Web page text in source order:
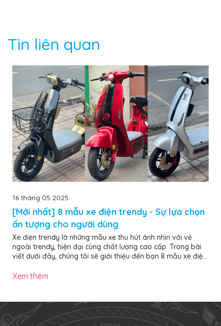
Tin liên quan
16 tháng 05 2025
[Mới nhất] 8 mẫu xe điện trendy - Sự lựa chọn
ấn tượng cho người dùng
Xe điện trendy là những mẫu xe thu hút ánh nhìn với vẻ
ngoài trendy, hiện đại cùng chất lượng cao cấp. Trong bài
viết dưới đây, chúng tôi sẽ giới thiệu đến bạn 8 mẫu xe điện
chọn được chiếc “chiến mã” ưng ý, nổi bật khi di chuyển trên
nhân 1. 4 mẫu xe đạp điện trendy ấn tượng nhất năm 2025
Dưới đây...
Xem thêm